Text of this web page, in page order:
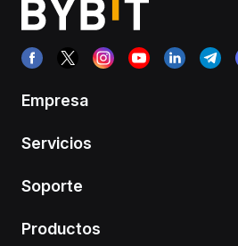
Empresa
Servicios
Soporte
Productos